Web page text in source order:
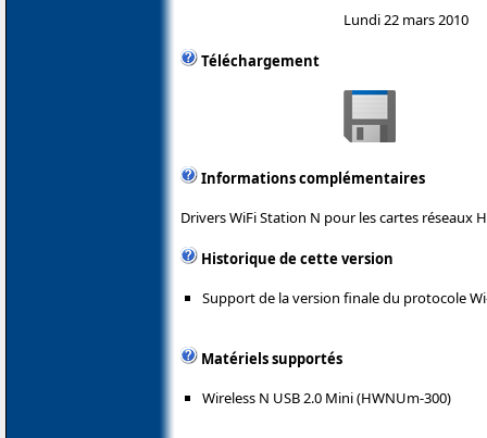
Lundi 22 mars 2010
Téléchargement
Informations complémentaires
Drivers WiFi Station N pour les cartes réseaux
Historique de cette version
Support de la version finale du protocole Wi-
Matériels supportés
Wireless N USB 2.0 Mini (HWNUm-300)